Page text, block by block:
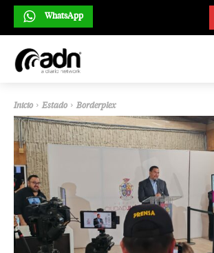
WhatsApp
Inicio Estado Borderplex